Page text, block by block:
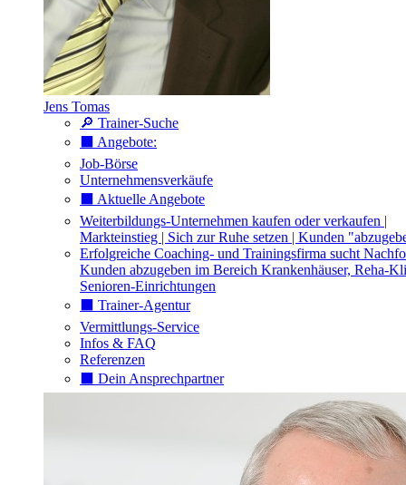
Jens Tomas
🔎 Trainer-Suche
⬛️ Angebote:
Job-Börse
Unternehmensverkäufe
⬛️ Aktuelle Angebote
Weiterbildungs-Unternehmen kaufen oder verkaufen |
Markteinstieg | Sich zur Ruhe setzen | Kunden
Erfolgreiche Coaching- und Trainingsfirma sucht
Kunden abzugeben im Bereich Krankenhäuser, Reha-
Senioren-Einrichtungen
⬛️ Trainer-Agentur
Vermittlungs-Service
Infos & FAQ
Referenzen
⬛️ Dein Ansprechpartner